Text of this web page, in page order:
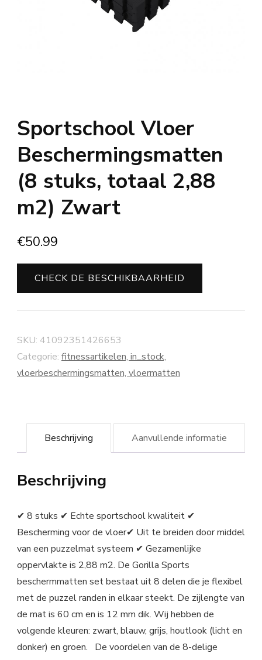
Sportschool Vloer
Beschermingsmatten
(8 stuks, totaal 2,88
m2) Zwart
€50.99
CHECK DE BESCHIKBAARHEID
SKU: 41092351426653
Categorie: fitnessartikelen, in_stock,
vloerbeschermingsmatten, vloermatten
Beschrijving Aanvullende informatie
Beschrijving
✔ 8 stuks ✔ Echte sportschool kwaliteit ✔
Bescherming voor de vloer✔ Uit te breiden door middel
van een puzzelmat systeem ✔ Gezamenlijke
oppervlakte is 2,88 m2. De Gorilla Sports
beschermmatten set bestaat uit 8 delen die je flexibel
met de puzzel randen in elkaar steekt. De zijlengte van
de mat is 60 cm en is 12 mm dik. Wij hebben de
volgende kleuren: zwart, blauw, grijs, houtlook (licht en
donker) en groen. De voordelen van de 8-delige